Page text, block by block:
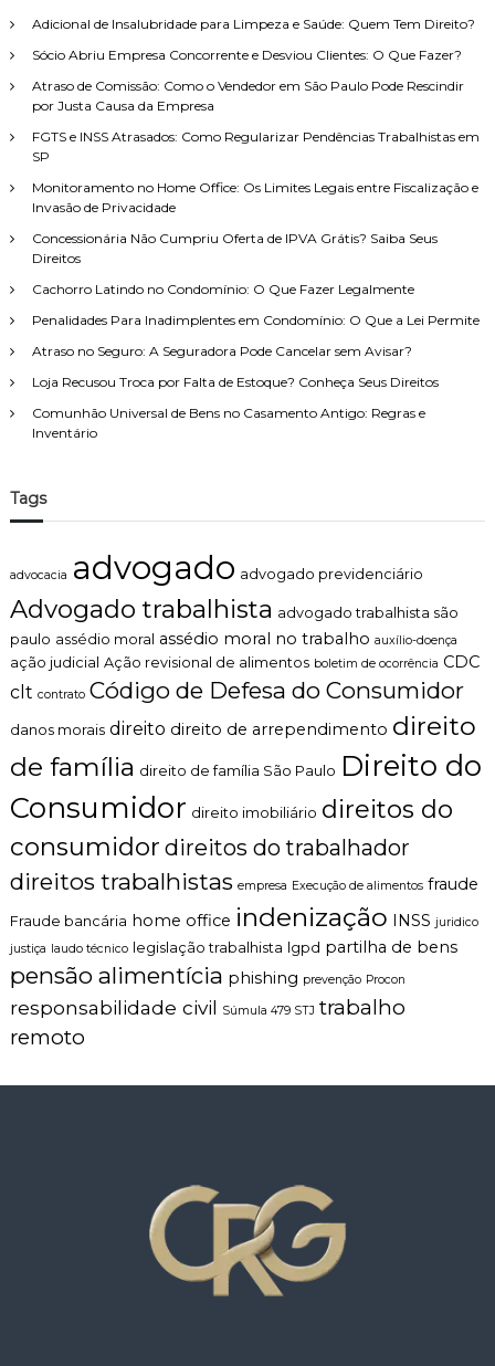
s
a
r
Adicional de Insalubridade para Limpeza e Saúde: Quem Tem Direito?
Sócio Abriu Empresa Concorrente e Desviou Clientes: O Que Fazer?
Atraso de Comissão: Como o Vendedor em São Paulo Pode Rescindir
por Justa Causa da Empresa
FGTS e INSS Atrasados: Como Regularizar Pendências Trabalhistas em
SP
Monitoramento no Home Office: Os Limites Legais entre Fiscalização e
Invasão de Privacidade
Concessionária Não Cumpriu Oferta de IPVA Grátis? Saiba Seus
Direitos
Cachorro Latindo no Condomínio: O Que Fazer Legalmente
Penalidades Para Inadimplentes em Condomínio: O Que a Lei Permite
Atraso no Seguro: A Seguradora Pode Cancelar sem Avisar?
Loja Recusou Troca por Falta de Estoque? Conheça Seus Direitos
Comunhão Universal de Bens no Casamento Antigo: Regras e
Inventário
Tags
advocacia advogado advogado previdenciário
Advogado trabalhista advogado trabalhista são
paulo assédio moral assédio moral no trabalho auxílio-doença
ação judicial Ação revisional de alimentos boletim de ocorrência CDC
clt contrato Código de Defesa do Consumidor
danos morais direito direito de arrependimento direito
de família direito de família São Paulo Direito do
Consumidor direito imobiliário direitos do
consumidor direitos do trabalhador
direitos trabalhistas empresa Execução de alimentos fraude
Fraude bancária home office indenização INSS juridico
justiça laudo técnico legislação trabalhista lgpd partilha de bens
pensão alimentícia phishing prevenção Procon
responsabilidade civil Súmula 479 STJ trabalho
remoto